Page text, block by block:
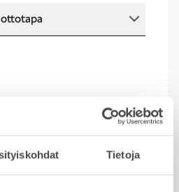
Tietoja